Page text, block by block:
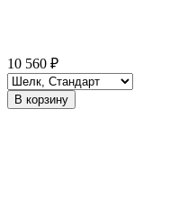
10 560 ₽
В корзину